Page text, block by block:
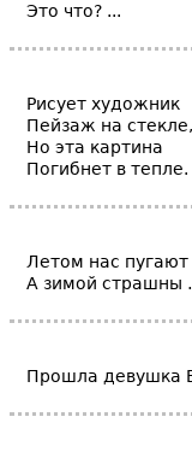
Это что? ...
Рисует художник
Пейзаж на стекле,
Но эта картина
Погибнет в тепле.
Летом нас пугают
А зимой страшны
Прошла девушка